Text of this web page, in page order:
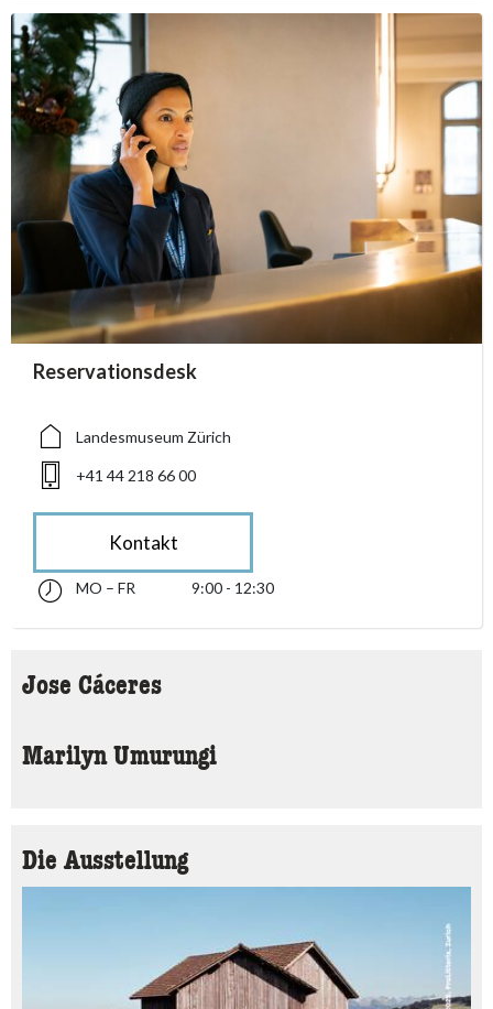
accessibility.sr-only.person_card_info
Reservationsdesk
accessibility.sr-only.museum
Landesmuseum Zürich
accessibility.sr-only.phone
+41 44 218 66 00
Kontakt
accessibility.sr-only.opening_hours
Montag bis Freitag 09:00 - 12:30
MO – FR 9:00 - 12:30
Jose Cáceres
Marilyn Umurungi
Die Ausstellung